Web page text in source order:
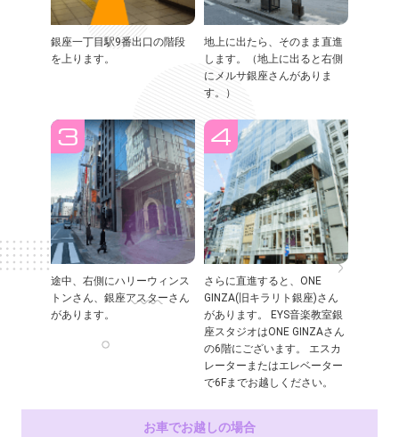
銀座一丁目駅9番出口の階段
を上ります。
地上に出たら、そのまま直進
します。（地上に出ると右側
にメルサ銀座さんがありま
す。）
途中、右側にハリーウィンス
トンさん、銀座アスターさん
があります。
さらに直進すると、ONE
GINZA(旧キラリト銀座)さん
があります。 EYS音楽教室銀
座スタジオはONE GINZAさん
の6階にございます。 エスカ
レーターまたはエレベーター
で6Fまでお越しください。
お車でお越しの場合